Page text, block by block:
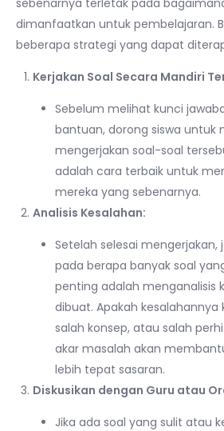
dimanfaatkan untuk pembelajaran.
beberapa strategi yang dapat
Kerjakan Soal Secara Mandiri
Sebelum melihat kunci
bantuan, dorong siswa untuk
mengerjakan soal-soal
adalah cara terbaik untuk
mereka yang sebenarnya.
Analisis Kesalahan:
Setelah selesai mengerjakan,
pada berapa banyak soal
penting adalah menganalisis
dibuat. Apakah kesalahannya
salah konsep, atau salah
akar masalah akan
lebih tepat sasaran.
Diskusikan dengan Guru atau
Jika ada soal yang sulit atau